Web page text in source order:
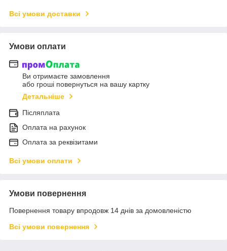
Всі умови доставки
Умови оплати
Ви отримаєте замовлення
або гроші повернуться на вашу картку
Детальніше
Післяплата
Оплата на рахунок
Оплата за реквізитами
Всі умови оплати
Умови повернення
Повернення товару впродовж 14 днів за домовленістю
Всі умови повернення